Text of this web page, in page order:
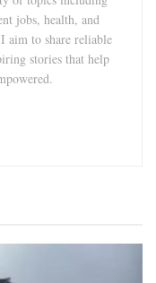
jobs, health, and
aim to share reliable
stories that help